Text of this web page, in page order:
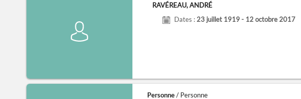
RAVÉREAU, ANDRÉ
Dates : 23 juillet 1919 - 12 octobre 2017
Personne/ Personne